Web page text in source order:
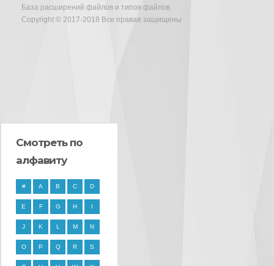
База расширений файлов и типов файлов
Copyright © 2017-2018 Все правая защищены
Смотреть по
алфавиту
# A B C D
E F G H I
J K L M N
O P Q R S